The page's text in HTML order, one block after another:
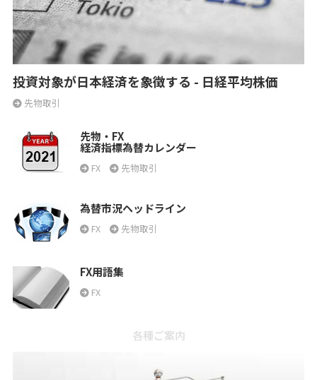
投資対象が日本経済を象徴する - 日経平均株価
先物取引
先物・FX
経済指標為替カレンダー
FX 先物取引
為替市況ヘッドライン
FX 先物取引
FX用語集
FX
各種ご案内